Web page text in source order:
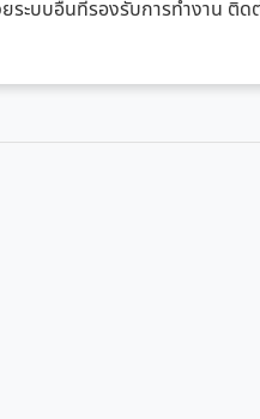
ระบบอื่นที่รองรับการทำงาน ติ